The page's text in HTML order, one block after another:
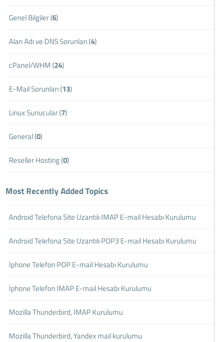
Genel Bilgiler (6)
Alan Adı ve DNS Sorunları (4)
cPanel/WHM (24)
E-Mail Sorunları (13)
Linux Sunucular (7)
General (0)
Reseller Hosting (0)
Most Recently Added Topics
Android Telefona Site Uzantılı IMAP E-mail Hesabı Kurulumu
Android Telefona Site Uzantılı POP3 E-mail Hesabı Kurulumu
İphone Telefon POP E-mail Hesabı Kurulumu
İphone Telefon IMAP E-mail Hesabı Kurulumu
Mozilla Thunderbird, IMAP Kurulumu
Mozilla Thunderbird, Yandex mail kurulumu